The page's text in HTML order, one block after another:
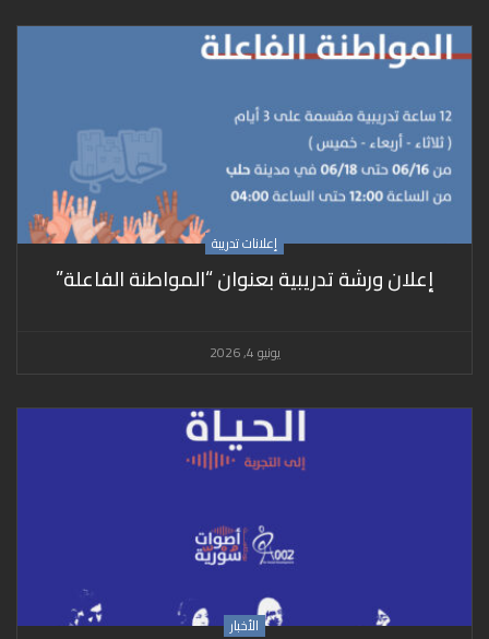
إعلانات تدريبة
إعلان ورشة تدريبية بعنوان “المواطنة الفاعلة”
يونيو 4, 2026
الأخبار